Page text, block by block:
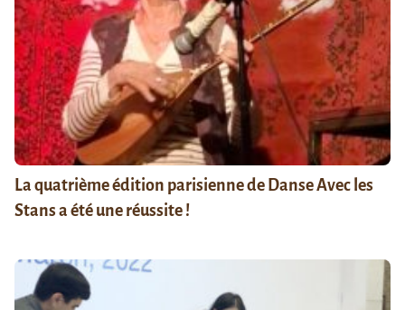
La quatrième édition parisienne de Danse Avec les
Stans a été une réussite !